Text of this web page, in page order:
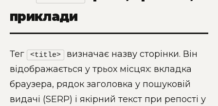
приклади
Тег <title>
визначає назву сторінки. Він
відображається у трьох місцях: вкладка
браузера, рядок заголовка у пошуковій
видачі (SERP) і якірний текст при репості у